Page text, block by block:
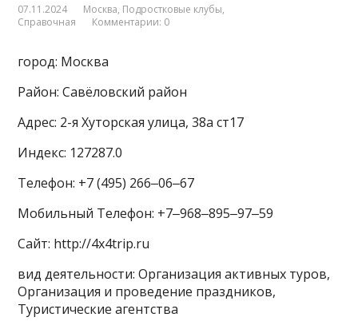
07.11.2024 Москва, Подростковые клубы,
Справочная
Комментарии: 0
город: Москва
Район: Савёловский район
Адрес: 2-я Хуторская улица, 38а ст17
Индекс: 127287.0
Телефон: +7 (495) 266‒06‒67
Мобильный Телефон: +7‒968‒895‒97‒59
Сайт: http://4x4trip.ru
вид деятельности: Организация активных туров,
Организация и проведение праздников,
Туристические агентства